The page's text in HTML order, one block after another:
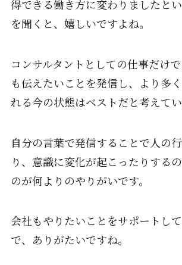
得できる働き方に変わりましたと
を聞くと、嬉しいですよね。
コンサルタントとしての仕事だけ
も伝えたいことを発信し、より多
れる今の状態はベストだと考えてい
自分の言葉で発信することで人の
り、意識に変化が起こったりする
のが何よりのやりがいです。
会社もやりたいことをサポートし
で、ありがたいですね。